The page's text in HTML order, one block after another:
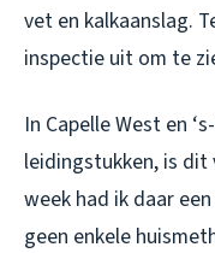
vet en kalkaanslag.
inspectie uit om te
In Capelle West en
leidingstukken, is dit
week had ik daar
geen enkele